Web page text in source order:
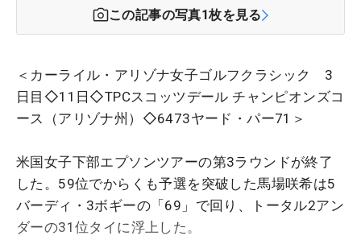
この記事の写真1枚を見る
＜カーライル・アリゾナ女子ゴルフクラシック 3
日目◇11日◇TPCスコッツデール チャンピオンズコ
ース（アリゾナ州）◇6473ヤード・パー71＞
米国女子下部エプソンツアーの第3ラウンドが終了
した。59位でからくも予選を突破した馬場咲希は5
バーディ・3ボギーの「69」で回り、トータル2アン
ダーの31位タイに浮上した。